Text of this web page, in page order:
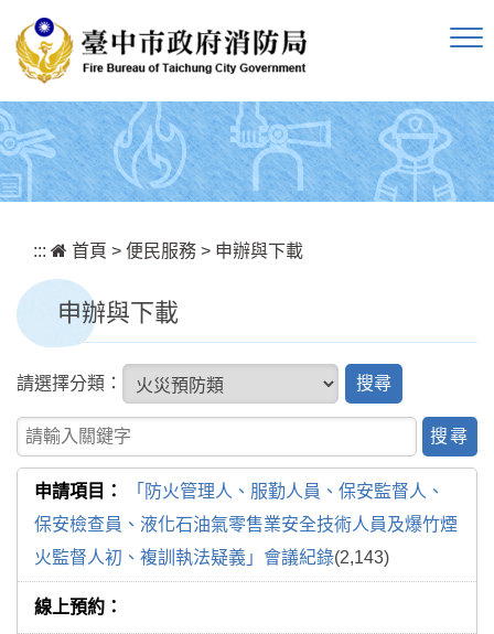
::: 首頁 > 便民服務 > 申辦與下載
申辦與下載
請選擇分類：
關鍵字查詢
「防火管理人、服勤人員、保安監督人、
保安檢查員、液化石油氣零售業安全技術人員及爆竹煙
火監督人初、複訓執法疑義」會議紀錄(2,143)